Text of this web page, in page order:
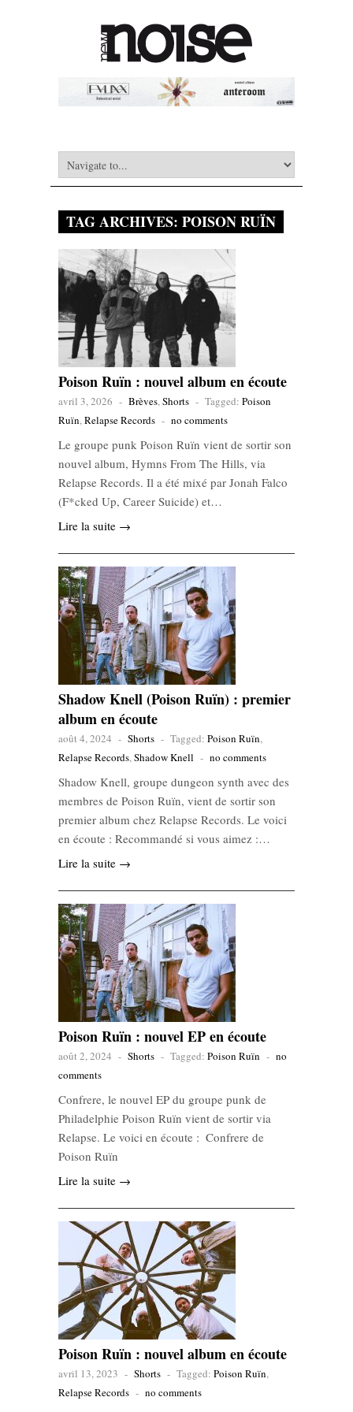
TAG ARCHIVES: POISON RUÏN
Poison Ruïn : nouvel album en écoute
avril 3, 2026 - Brèves,Shorts - Tagged: Poison
Ruïn,Relapse Records - no comments
Le groupe punk Poison Ruïn vient de sortir son
nouvel album, Hymns From The Hills, via
Relapse Records. Il a été mixé par Jonah Falco
(F*cked Up, Career Suicide) et…
Lire la suite →
Shadow Knell (Poison Ruïn) : premier
album en écoute
août 4, 2024 - Shorts - Tagged: Poison Ruïn,
Relapse Records,Shadow Knell - no comments
Shadow Knell, groupe dungeon synth avec des
membres de Poison Ruïn, vient de sortir son
premier album chez Relapse Records. Le voici
en écoute : Recommandé si vous aimez :…
Lire la suite →
Poison Ruïn : nouvel EP en écoute
août 2, 2024 - Shorts - Tagged: Poison Ruïn - no
comments
Confrere, le nouvel EP du groupe punk de
Philadelphie Poison Ruïn vient de sortir via
Relapse. Le voici en écoute : Confrere de
Poison Ruïn
Lire la suite →
Poison Ruïn : nouvel album en écoute
avril 13, 2023 - Shorts - Tagged: Poison Ruïn,
Relapse Records - no comments